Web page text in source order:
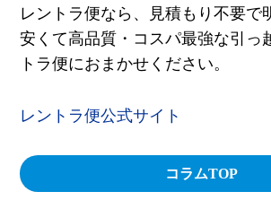
レントラ便なら、見積もり不要で
安くて高品質・コスパ最強な引っ
トラ便におまかせください。
レントラ便公式サイト
コラムTOP